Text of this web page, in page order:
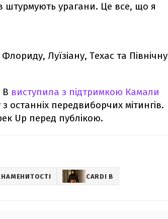
штурмують урагани. Це все, що я
Луїзіану, Техас та Північну
виступила з підтримкою Камали
останніх передвиборчих мітингів.
Up перед публікою.
CARDI B